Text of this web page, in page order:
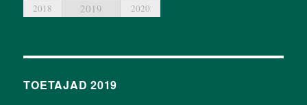
2018 2019 2020
TOETAJAD 2019